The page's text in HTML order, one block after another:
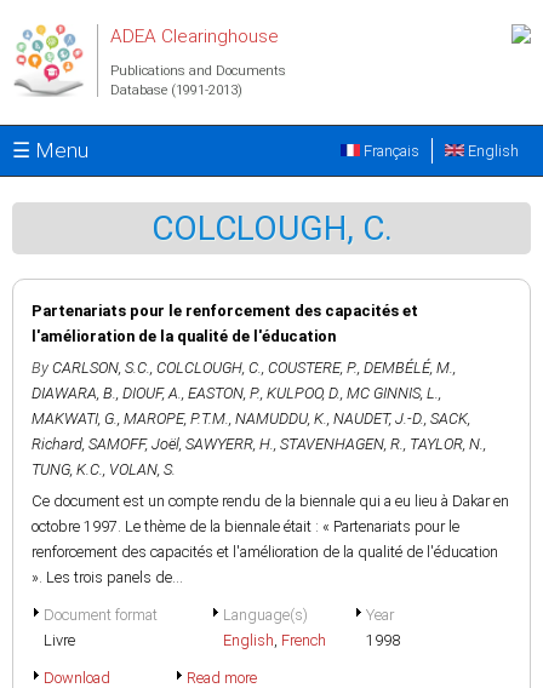
ADEA Clearinghouse
Publications and Documents
Database (1991-2013)
☰ Menu English
Français
COLCLOUGH, C.
Partenariats pour le renforcement des capacités et
l'amélioration de la qualité de l'éducation
By CARLSON, S.C., COLCLOUGH, C., COUSTERE, P., DEMBÉLÉ, M.,
DIAWARA, B., DIOUF, A., EASTON, P., KULPOO, D., MC GINNIS, L.,
MAKWATI, G., MAROPE, P.T.M., NAMUDDU, K., NAUDET, J.-D., SACK,
Richard, SAMOFF, Joël, SAWYERR, H., STAVENHAGEN, R., TAYLOR, N.,
TUNG, K.C., VOLAN, S.
Ce document est un compte rendu de la biennale qui a eu lieu à Dakar en
octobre 1997. Le thème de la biennale était : « Partenariats pour le
renforcement des capacités et l'amélioration de la qualité de l'éducation
». Les trois panels de...
Document format
Livre
Language(s)
English, French
Year
1998
Download Read more